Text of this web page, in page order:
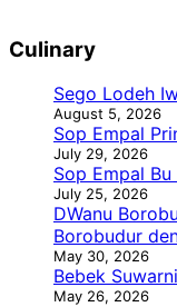
Culinary
Sego Lodeh
August 5, 2026
Sop Empal
July 29, 2026
Sop Empal
July 25, 2026
DWanu
Borobudur
May 30, 2026
Bebek
May 26, 2026